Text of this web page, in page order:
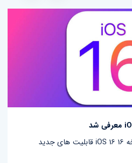
قابلیت های جدید iOS 16 معرفی شد سرانجام نسخه 16